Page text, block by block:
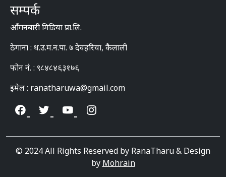
सम्पर्क
आँगनबारी मिडिया प्रा.लि.
ठेगाना : ध.उ.म.न.पा. ७ देवहरिया, कैलाली
फोन नं. : ९८४८४६३१७६
इमेल : ranatharuwa@gmail.com
© 2024 All Rights Reserved by RanaTharu & Design
by Mohrain